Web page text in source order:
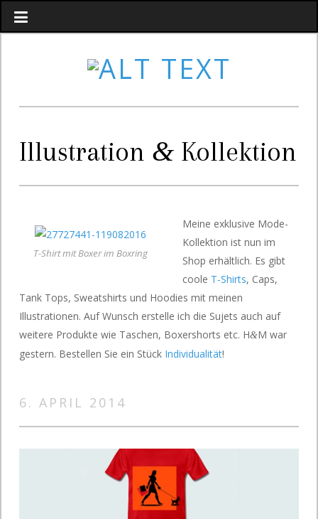
Illustration & Kollektion
T-Shirt mit Boxer im Boxring
Meine exklusive Mode-
Kollektion ist nun im
Shop erhältlich. Es gibt
coole T-Shirts, Caps,
Tank Tops, Sweatshirts und Hoodies mit meinen
Illustrationen. Auf Wunsch erstelle ich die Sujets auch auf
weitere Produkte wie Taschen, Boxershorts etc. H&M war
gestern. Bestellen Sie ein Stück Individualität!
6. APRIL 2014